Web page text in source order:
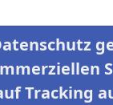
Tracking